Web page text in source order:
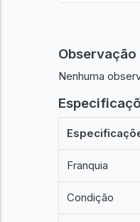
Observação
Nenhuma
Franquia
Condição